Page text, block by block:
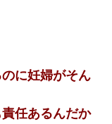
に妊婦がそん
任あるんだか